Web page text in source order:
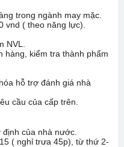
trong ngành may mặc.
vnd ( theo năng lực).
NVL.
hàng, kiểm tra thành phẩm
hỗ trợ đánh giá nhà
cầu của cấp trên.
của nhà nước.
( nghỉ trưa 45p), từ thứ 2-